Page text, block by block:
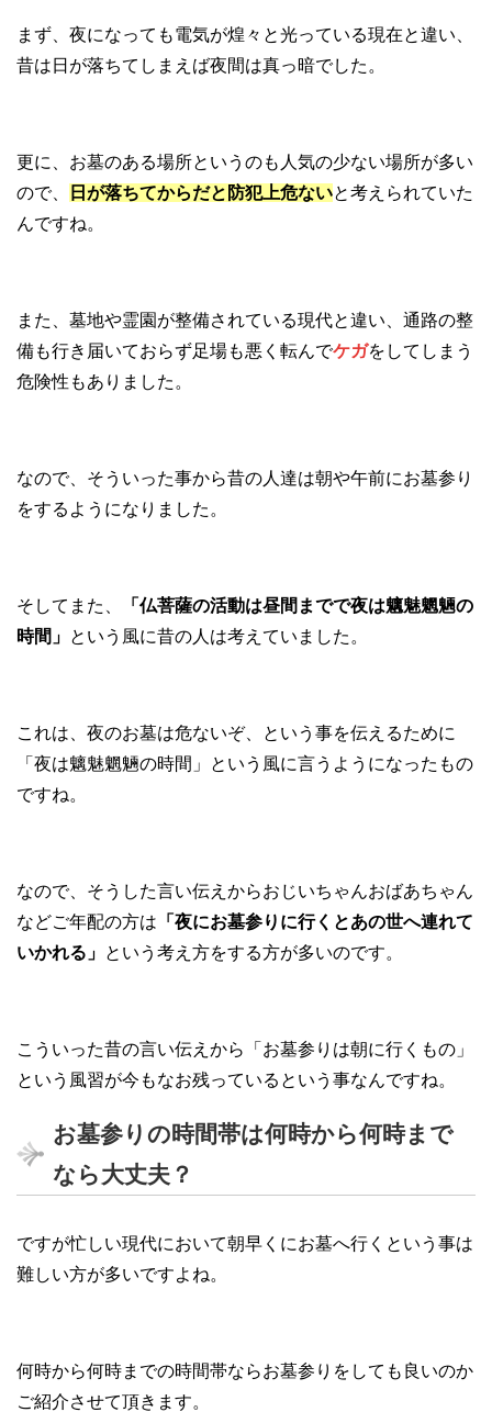
まず、夜になっても電気が煌々と光っている現在と違い、
昔は日が落ちてしまえば夜間は真っ暗でした。
更に、お墓のある場所というのも人気の少ない場所が多い
ので、
日が落ちてからだと防犯上危ないと考えられていた
んですね。
また、墓地や霊園が整備されている現代と違い、通路の整
備も行き届いておらず足場も悪く転んでケガをしてしまう
危険性もありました。
なので、そういった事から昔の人達は朝や午前にお墓参り
をするようになりました。
そしてまた、
「仏菩薩の活動は昼間までで夜は魑魅魍魎の
時間」 という風に昔の人は考えていました。
これは、夜のお墓は危ないぞ、という事を伝えるために
「夜は魑魅魍魎の時間」という風に言うようになったもの
ですね。
なので、そうした言い伝えからおじいちゃんおばあちゃん
などご年配の方は 「夜にお墓参りに行くとあの世へ連れて
いかれる」 という考え方をする方が多いのです。
こういった昔の言い伝えから「お墓参りは朝に行くもの」
という風習が今もなお残っているという事なんですね。
お墓参りの時間帯は何時から何時まで
なら大丈夫？
ですが忙しい現代において朝早くにお墓へ行くという事は
難しい方が多いですよね。
何時から何時までの時間帯ならお墓参りをしても良いのか
ご紹介させて頂きます。